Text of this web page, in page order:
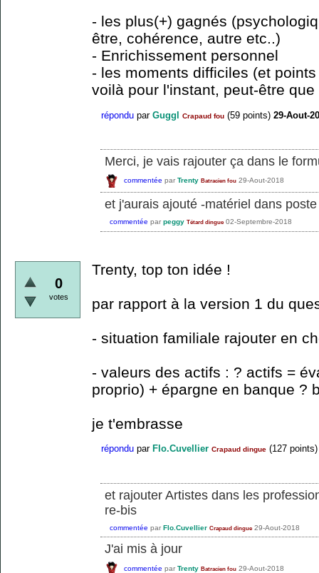
- les plus(+) gagnés
être, cohérence, autre etc..)
- Enrichissement personnel
- les moments difficiles (et
voilà pour l'instant, peut-être
répondu par Guggl Crapaud fou (59 points) 29-Aout-
Merci, je vais rajouter ça dans le
commentée par Trenty Batracien fou 29-Aout-2018
et j'aurais ajouté -matériel dans
commentée par peggy Tétard dingue 02-Septembre-2018
0
votes
Trenty, top ton idée !
par rapport à la version 1 du
- situation familiale rajouter en
- valeurs des actifs : ? actifs =
proprio) + épargne en banque ?
je t'embrasse
répondu par Flo.Cuvellier Crapaud dingue (127 points)
et rajouter Artistes dans les
re-bis
commentée par Flo.Cuvellier Crapaud dingue 29-Aout-2018
J'ai mis à jour
commentée par Trenty Batracien fou 29-Aout-2018